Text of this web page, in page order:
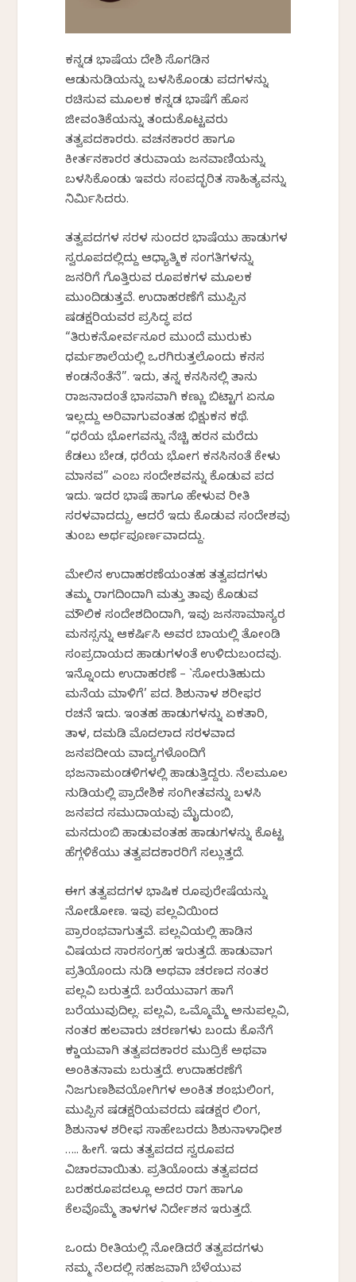
ಕನ್ನಡ ಭಾಷೆಯ ದೇಶಿ ಸೊಗಡಿನ
ಆಡುನುಡಿಯನ್ನು ಬಳಸಿಕೊಂಡು ಪದಗಳನ್ನು
ರಚಿಸುವ ಮೂಲಕ ಕನ್ನಡ ಭಾಷೆಗೆ ಹೊಸ
ಜೀವಂತಿಕೆಯನ್ನು ತಂದುಕೊಟ್ಟವರು
ತತ್ವಪದಕಾರರು. ವಚನಕಾರರ ಹಾಗೂ
ಕೀರ್ತನಕಾರರ ತರುವಾಯ ಜನವಾಣಿಯನ್ನು
ಬಳಸಿಕೊಂಡು ಇವರು ಸಂಪದ್ಭರಿತ ಸಾಹಿತ್ಯವನ್ನು
ನಿರ್ಮಿಸಿದರು.
ತತ್ವಪದಗಳ ಸರಳ ಸುಂದರ ಭಾಷೆಯು ಹಾಡುಗಳ
ಸ್ವರೂಪದಲ್ಲಿದ್ದು ಆಧ್ಯಾತ್ಮಿಕ ಸಂಗತಿಗಳನ್ನು
ಜನರಿಗೆ ಗೊತ್ತಿರುವ ರೂಪಕಗಳ ಮೂಲಕ
ಮುಂದಿಡುತ್ತವೆ. ಉದಾಹರಣೆಗೆ ಮುಪ್ಪಿನ
ಷಡಕ್ಷರಿಯವರ ಪ್ರಸಿದ್ಧ ಪದ
“ತಿರುಕನೋರ್ವನೂರ ಮುಂದೆ ಮುರುಕು
ಧರ್ಮಶಾಲೆಯಲ್ಲಿ ಒರಗಿರುತ್ತಲೊಂದು ಕನಸ
ಕಂಡನೆಂತೆನೆ”. ಇದು, ತನ್ನ ಕನಸಿನಲ್ಲಿ ತಾನು
ರಾಜನಾದಂತೆ ಭಾಸವಾಗಿ ಕಣ್ಣು ಬಿಟ್ಟಾಗ ಏನೂ
ಇಲ್ಲದ್ದು ಅರಿವಾಗುವಂತಹ ಭಿಕ್ಷುಕನ ಕಥೆ.
“ಧರೆಯ ಭೋಗವನ್ನು ನೆಚ್ಚಿ ಹರನ ಮರೆದು
ಕೆಡಲು ಬೇಡ, ಧರೆಯ ಭೋಗ ಕನಸಿನಂತೆ ಕೇಳು
ಮಾನವ” ಎಂಬ ಸಂದೇಶವನ್ನು ಕೊಡುವ ಪದ
ಇದು. ಇದರ ಭಾಷೆ ಹಾಗೂ ಹೇಳುವ ರೀತಿ
ಸರಳವಾದದ್ದು, ಆದರೆ ಇದು ಕೊಡುವ ಸಂದೇಶವು
ತುಂಬ ಅರ್ಥಪೂರ್ಣವಾದದ್ದು.
ಮೇಲಿನ ಉದಾಹರಣೆಯಂತಹ ತತ್ವಪದಗಳು
ತಮ್ಮ ರಾಗದಿಂದಾಗಿ ಮತ್ತು ತಾವು ಕೊಡುವ
ಮೌಲಿಕ ಸಂದೇಶದಿಂದಾಗಿ, ಇವು ಜನಸಾಮಾನ್ಯರ
ಮನಸ್ಸನ್ನು ಆಕರ್ಷಿಸಿ ಅವರ ಬಾಯಲ್ಲಿ ತೋಂಡಿ
ಸಂಪ್ರದಾಯದ ಹಾಡುಗಳಂತೆ ಉಳಿದುಬಂದವು.
ಇನ್ನೊಂದು ಉದಾಹರಣೆ – `ಸೋರುತಿಹುದು
ಮನೆಯ ಮಾಳಿಗೆ’ ಪದ. ಶಿಶುನಾಳ ಶರೀಫರ
ರಚನೆ ಇದು. ಇಂತಹ ಹಾಡುಗಳನ್ನು ಏಕತಾರಿ,
ತಾಳ, ದಮಡಿ ಮೊದಲಾದ ಸರಳವಾದ
ಜನಪದೀಯ ವಾದ್ಯಗಳೊಂದಿಗೆ
ಭಜನಾಮಂಡಳಿಗಳಲ್ಲಿ ಹಾಡುತ್ತಿದ್ದರು. ನೆಲಮೂಲ
ನುಡಿಯಲ್ಲಿ ಪ್ರಾದೇಶಿಕ ಸಂಗೀತವನ್ನು ಬಳಸಿ
ಜನಪದ ಸಮುದಾಯವು ಮೈದುಂಬಿ,
ಮನದುಂಬಿ ಹಾಡುವಂತಹ ಹಾಡುಗಳನ್ನು ಕೊಟ್ಟ
ಹೆಗ್ಗಳಿಕೆಯು ತತ್ವಪದಕಾರರಿಗೆ ಸಲ್ಲುತ್ತದೆ.
ಈಗ ತತ್ವಪದಗಳ ಭಾಷಿಕ ರೂಪುರೇಷೆಯನ್ನು
ನೋಡೋಣ. ಇವು ಪಲ್ಲವಿಯಿಂದ
ಪ್ರಾರಂಭವಾಗುತ್ತವೆ. ಪಲ್ಲವಿಯಲ್ಲಿ ಹಾಡಿನ
ವಿಷಯದ ಸಾರಸಂಗ್ರಹ ಇರುತ್ತದೆ. ಹಾಡುವಾಗ
ಪ್ರತಿಯೊಂದು ನುಡಿ ಅಥವಾ ಚರಣದ ನಂತರ
ಪಲ್ಲವಿ ಬರುತ್ತದೆ. ಬರೆಯುವಾಗ ಹಾಗೆ
ಬರೆಯುವುದಿಲ್ಲ. ಪಲ್ಲವಿ, ಒಮ್ಮೊಮ್ಮೆ ಅನುಪಲ್ಲವಿ,
ನಂತರ ಹಲವಾರು ಚರಣಗಳು ಬಂದು ಕೊನೆಗೆ
ಕಡ್ಡಾಯವಾಗಿ ತತ್ವಪದಕಾರರ ಮುದ್ರಿಕೆ ಅಥವಾ
ಅಂಕಿತನಾಮ ಬರುತ್ತದೆ. ಉದಾಹರಣೆಗೆ
ನಿಜಗುಣಶಿವಯೋಗಿಗಳ ಅಂಕಿತ ಶಂಭುಲಿಂಗ,
ಮುಪ್ಪಿನ ಷಡಕ್ಷರಿಯವರದು ಷಡಕ್ಷರ ಲಿಂಗ,
ಶಿಶುನಾಳ ಶರೀಫ ಸಾಹೇಬರದು ಶಿಶುನಾಳಾಧೀಶ
….. ಹೀಗೆ. ಇದು ತತ್ವಪದದ ಸ್ವರೂಪದ
ವಿಚಾರವಾಯಿತು. ಪ್ರತಿಯೊಂದು ತತ್ವಪದದ
ಬರಹರೂಪದಲ್ಲೂ ಅದರ ರಾಗ ಹಾಗೂ
ಕೆಲವೊಮ್ಮೆ ತಾಳಗಳ ನಿರ್ದೇಶನ ಇರುತ್ತದೆ.
ಒಂದು ರೀತಿಯಲ್ಲಿ ನೋಡಿದರೆ ತತ್ವಪದಗಳು
ನಮ್ಮ ನೆಲದಲ್ಲಿ ಸಹಜವಾಗಿ ಬೆಳೆಯುವ